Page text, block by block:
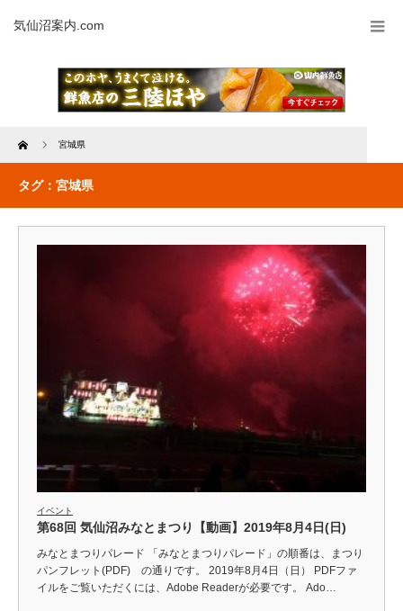
気仙沼案内.com
Home 宮城県
タグ：宮城県
イベント
第68回 気仙沼みなとまつり【動画】2019年8月4日(日)
みなとまつりパレード 「みなとまつりパレード」の順番は、まつり
パンフレット(PDF) の通りです。 2019年8月4日（日） PDFファ
イルをご覧いただくには、Adobe Readerが必要です。 Ado…